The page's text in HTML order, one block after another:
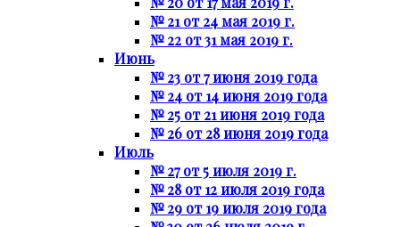
№ 21 от 24 мая 2019 г.
№ 22 от 31 мая 2019 г.
Июнь
№ 23 от 7 июня 2019 года
№ 24 от 14 июня 2019 года
№ 25 от 21 июня 2019 года
№ 26 от 28 июня 2019 года
Июль
№ 27 от 5 июля 2019 г.
№ 28 от 12 июля 2019 года
№ 29 от 19 июля 2019 года